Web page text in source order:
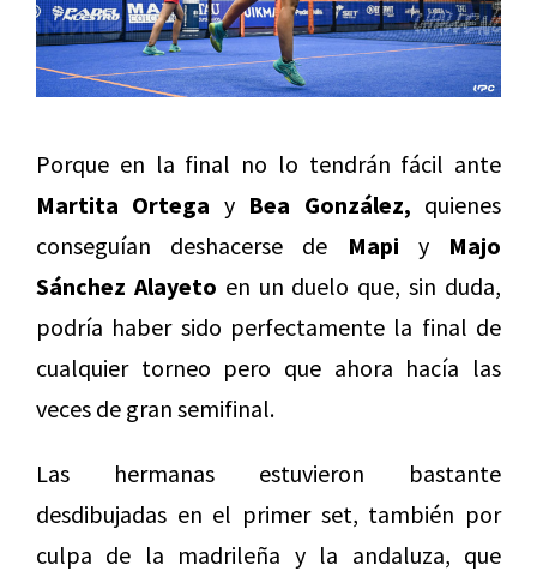
Porque en la final no lo tendrán fácil ante
Martita Ortega y Bea González, quienes
conseguían deshacerse de Mapi y Majo
Sánchez Alayeto en un duelo que, sin duda,
podría haber sido perfectamente la final de
cualquier torneo pero que ahora hacía las
veces de gran semifinal.
Las hermanas estuvieron bastante
desdibujadas en el primer set, también por
culpa de la madrileña y la andaluza, que